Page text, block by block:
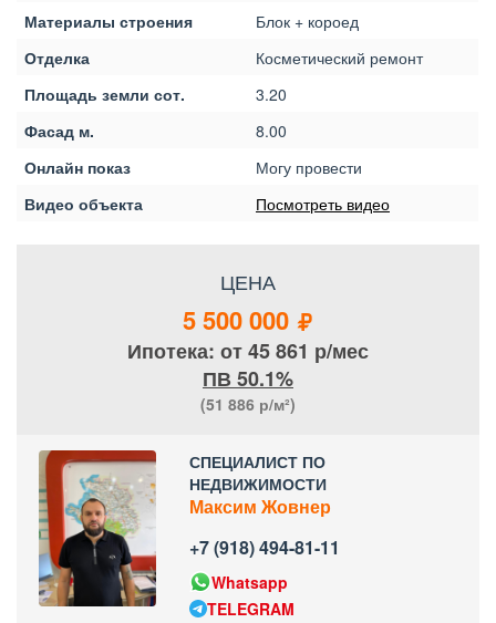
Материалы строения
Блок + короед
Отделка
Косметический ремонт
Площадь земли сот.
3.20
Фасад м.
8.00
Онлайн показ
Могу провести
Видео объекта
Посмотреть видео
ЦЕНА
5 500 000
Ипотека: от 45 861 р/мес
ПВ 50.1%
(51 886 р/м²)
СПЕЦИАЛИСТ ПО
НЕДВИЖИМОСТИ
Максим Жовнер
+7 (918) 494-81-11
Whatsapp
TELEGRAM